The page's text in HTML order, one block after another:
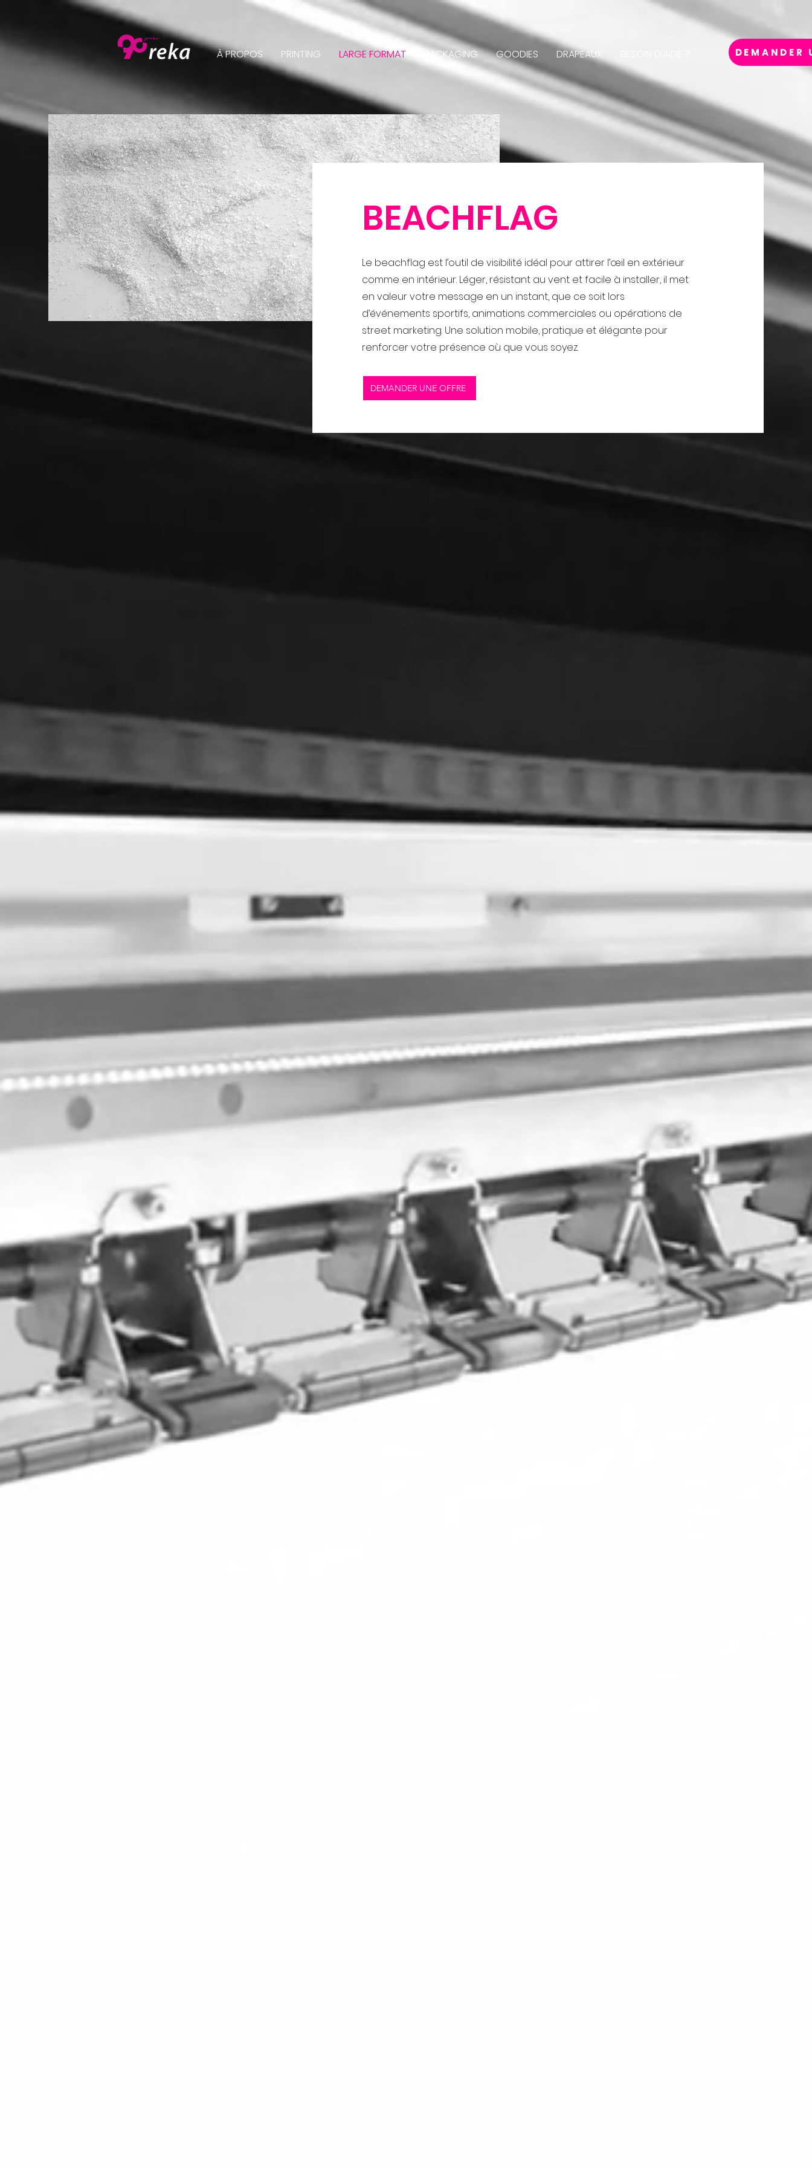
À PROPOS PRINTING LARGE FORMAT PACKAGING GOODIES DRAPEAUX DEMANDER
BEACHFLAG
Le beachflag est l’outil de visibilité idéal pour attirer l’œil en extérieur
comme en intérieur. Léger, résistant au vent et facile à installer, il met
en valeur votre message en un instant, que ce soit lors
d’événements sportifs, animations commerciales ou opérations de
street marketing. Une solution mobile, pratique et élégante pour
renforcer votre présence où que vous soyez.
DEMANDER UNE OFFRE